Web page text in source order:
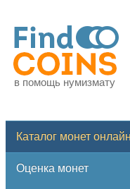
в помощь нумизмату
Каталог монет онлайн
Оценка монет